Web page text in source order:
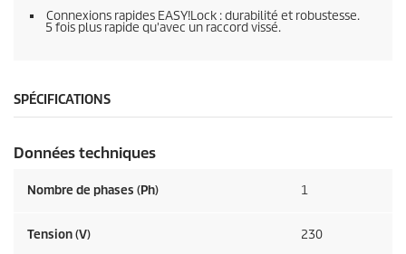
Connexions rapides EASY!Lock : durabilité et robustesse.
5 fois plus rapide qu'avec un raccord vissé.
SPÉCIFICATIONS
Données techniques
Nombre de phases (Ph) 1
Tension (V) 230